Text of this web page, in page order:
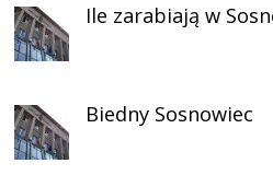
Ile zarabiają w
Biedny Sosnowiec